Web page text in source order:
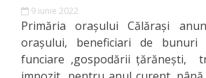
a
Impozitelor
şi
9 iunie 2022
Primăria orașului Călărași
orașului, beneficiari de bunuri
funciare ,gospodării țărănești,